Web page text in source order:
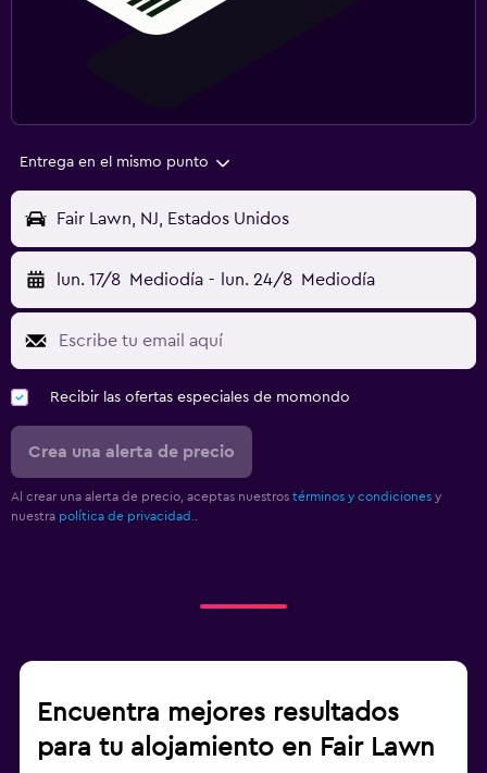
Entrega en el mismo punto
Fair Lawn, NJ, Estados Unidos
lun. 17/8 Mediodía - lun. 24/8 Mediodía
Recibir las ofertas especiales de momondo
Crea una alerta de precio
Al crear una alerta de precio, aceptas nuestros términos y condiciones y
nuestra política de privacidad..
Encuentra mejores resultados
para tu alojamiento en Fair Lawn